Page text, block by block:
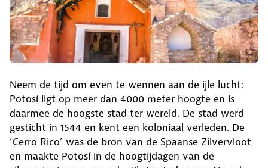
Neem de tijd om even te wennen aan de ijle lucht:
Potosí ligt op meer dan 4000 meter hoogte en is
daarmee de hoogste stad ter wereld. De stad werd
gesticht in 1544 en kent een koloniaal verleden. De
‘Cerro Rico’ was de bron van de Spaanse Zilvervloot
en maakte Potosí in de hoogtijdagen van de